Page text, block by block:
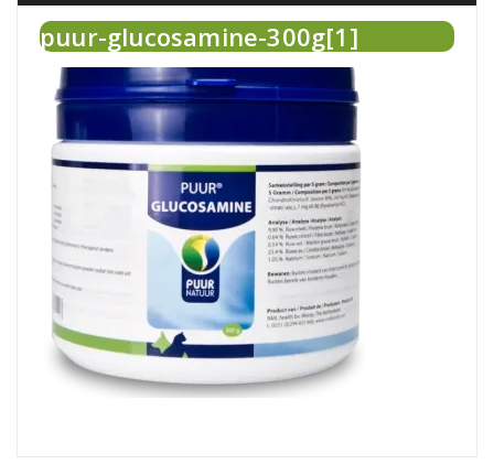
puur-glucosamine-300g[1]